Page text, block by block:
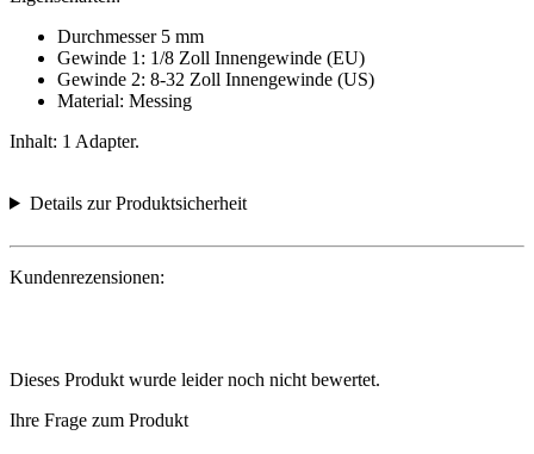
Durchmesser 5 mm
Gewinde 1: 1/8 Zoll Innengewinde (EU)
Gewinde 2: 8-32 Zoll Innengewinde (US)
Material: Messing
Inhalt: 1 Adapter.
Details zur Produktsicherheit
Kundenrezensionen:
Dieses Produkt wurde leider noch nicht bewertet.
Ihre Frage zum Produkt